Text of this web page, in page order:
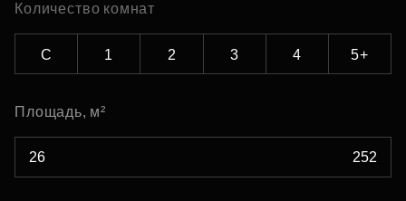
Количество комнат
С 1 2 3 4 5+
Площадь, м²